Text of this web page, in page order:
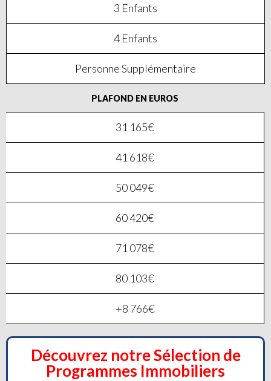
3 Enfants
4 Enfants
Personne Supplémentaire
PLAFOND EN EUROS
31 165€
41 618€
50 049€
60 420€
71 078€
80 103€
+8 766€
Découvrez notre Sélection de
Programmes Immobiliers